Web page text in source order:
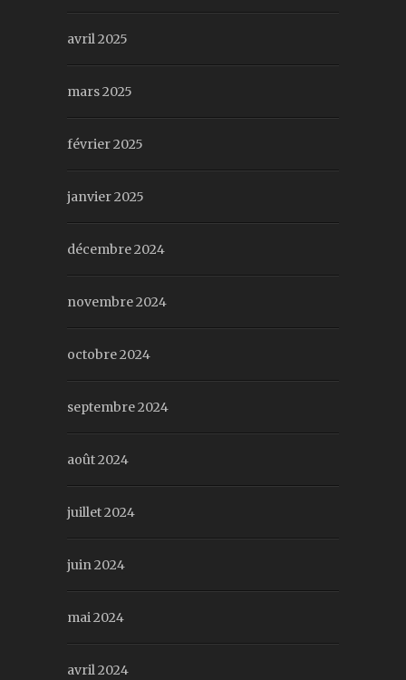
avril 2025
mars 2025
février 2025
janvier 2025
décembre 2024
novembre 2024
octobre 2024
septembre 2024
août 2024
juillet 2024
juin 2024
mai 2024
avril 2024